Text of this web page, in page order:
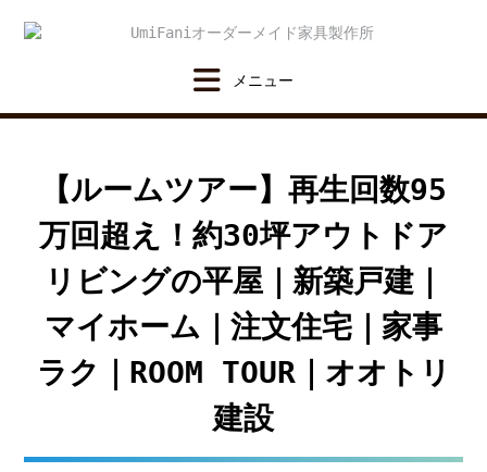
【ルームツアー】再生回数95
万回超え！約30坪アウトドア
リビングの平屋｜新築戸建｜
マイホーム｜注文住宅｜家事
ラク｜ROOM TOUR｜オオトリ
建設